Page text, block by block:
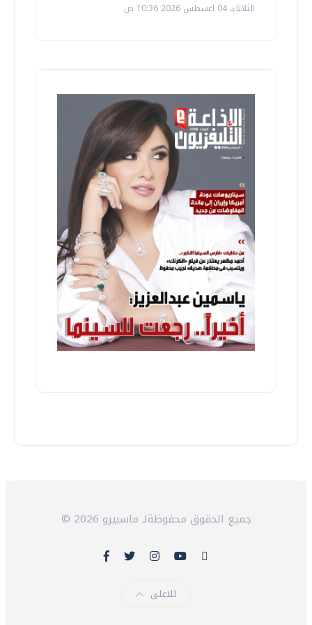
الثلاثاء، 04 اغسطس 2026 10:36 ص
© 2026 جميع الحقوق محفوظةلـ ماسبيرو
للاعلى